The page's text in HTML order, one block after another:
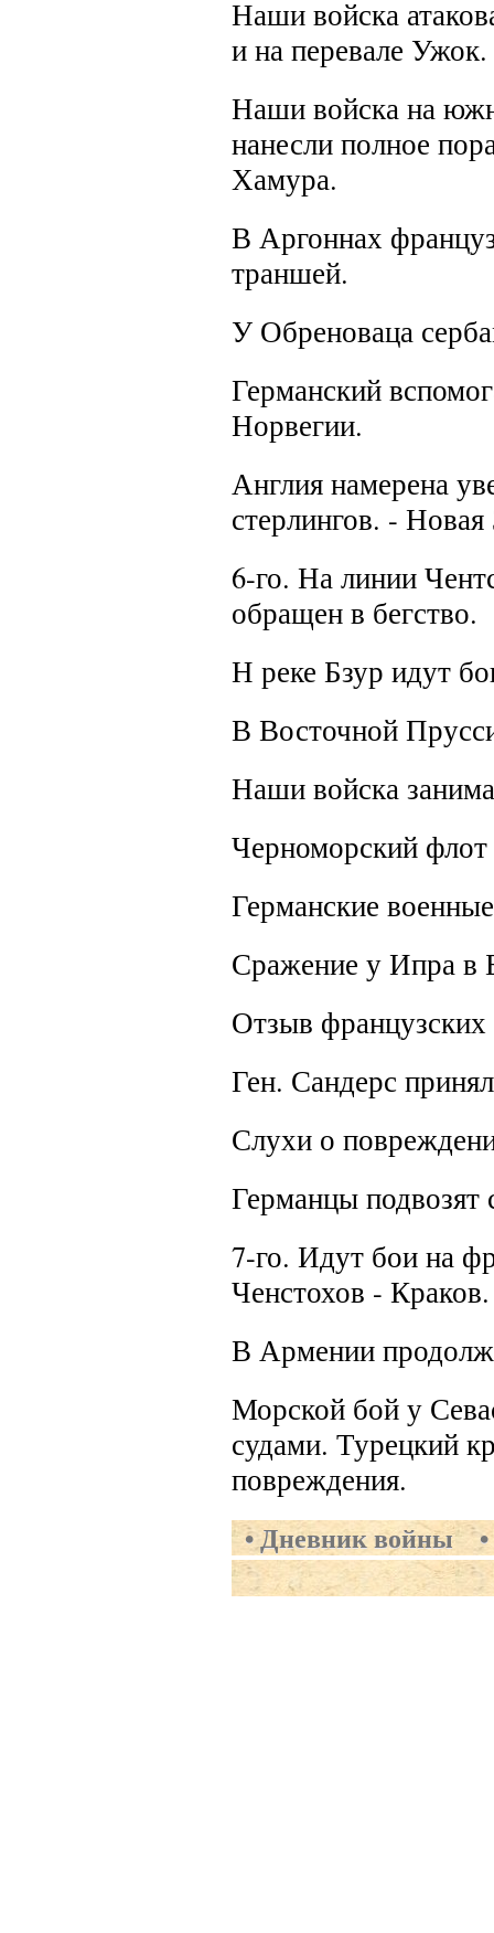
Наши войска
и на перевале Ужок.
Наши войска на
нанесли полное
Хамура.
В Аргоннах
траншей.
У Обреноваца
Германский
Норвегии.
Англия намерена
стерлингов. -
6-го. На линии
обращен в бегство.
Н реке Бзур идут
В Восточной
Наши войска
Черноморский флот
Германские
Сражение у Ипра в
Отзыв французских
Ген. Сандерс
Слухи о
Германцы
7-го. Идут бои на
Ченстохов - Краков.
В Армении
Морской бой у
судами. Турецкий
повреждения.
Дневник войны